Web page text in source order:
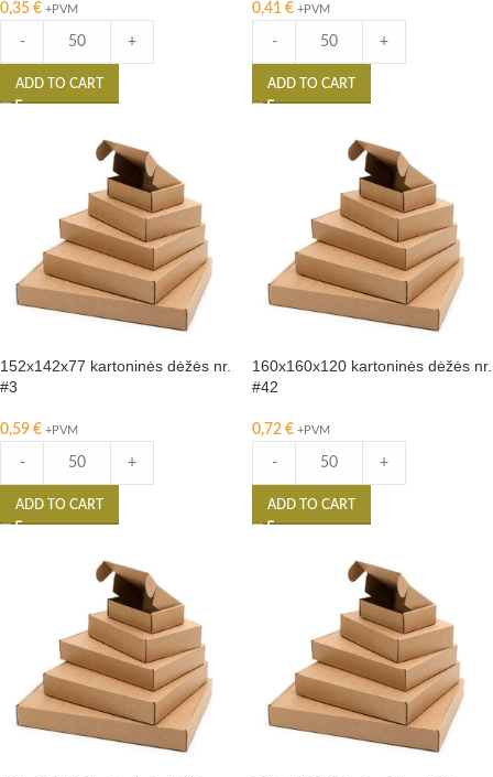
0,35 € +PVM
- +
ADD TO CART
0,41 € +PVM
- +
ADD TO CART
152x142x77 kartoninės dėžės nr.
#3
0,59 € +PVM
- +
ADD TO CART
160x160x120 kartoninės dėžės nr.
#42
0,72 € +PVM
- +
ADD TO CART